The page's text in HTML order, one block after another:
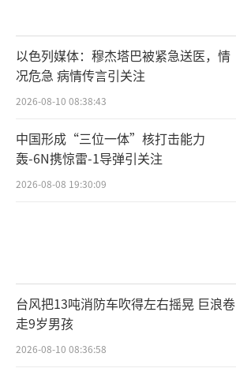
以色列媒体：穆杰塔巴被紧急送医，情
况危急 病情传言引关注
2026-08-10 08:38:43
中国形成“三位一体”核打击能力
轰-6N携惊雷-1导弹引关注
2026-08-08 19:30:09
台风把13吨消防车吹得左右摇晃 巨浪卷
走9岁男孩
2026-08-10 08:36:58